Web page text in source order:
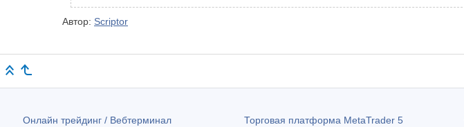
Автор: Scriptor
Онлайн трейдинг / Вебтерминал
Торговая платформа MetaTrader 5